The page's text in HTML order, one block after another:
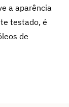
a aparência
testado, é
de